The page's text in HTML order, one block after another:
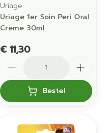
Uriage
Uriage 1er Soin Peri Oral
Creme 30ml
€ 11,30
Bestel